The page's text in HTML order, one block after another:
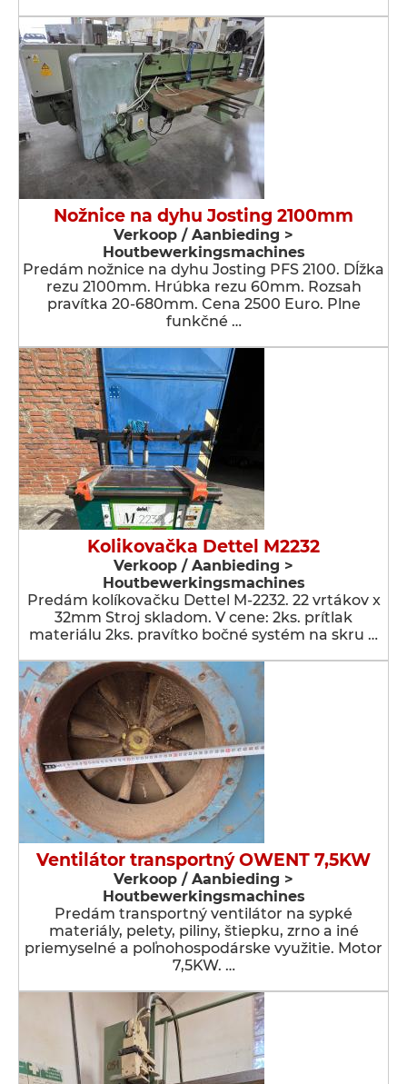
Nožnice na dyhu Josting 2100mm
Verkoop / Aanbieding >
Houtbewerkingsmachines
Predám nožnice na dyhu Josting PFS 2100. Dĺžka
rezu 2100mm. Hrúbka rezu 60mm. Rozsah
pravítka 20-680mm. Cena 2500 Euro. Plne
funkčné …
Kolikovačka Dettel M2232
Verkoop / Aanbieding >
Houtbewerkingsmachines
Predám kolíkovačku Dettel M-2232. 22 vrtákov x
32mm Stroj skladom. V cene: 2ks. prítlak
materiálu 2ks. pravítko bočné systém na skru …
Ventilátor transportný OWENT 7,5KW
Verkoop / Aanbieding >
Houtbewerkingsmachines
Predám transportný ventilátor na sypké
materiály, pelety, piliny, štiepku, zrno a iné
priemyselné a poľnohospodárske využitie. Motor
7,5KW. …